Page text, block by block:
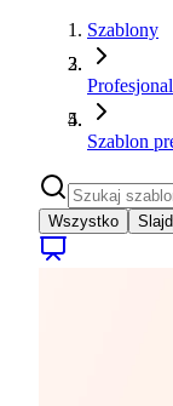
Szablony
Szablon
Wszystko